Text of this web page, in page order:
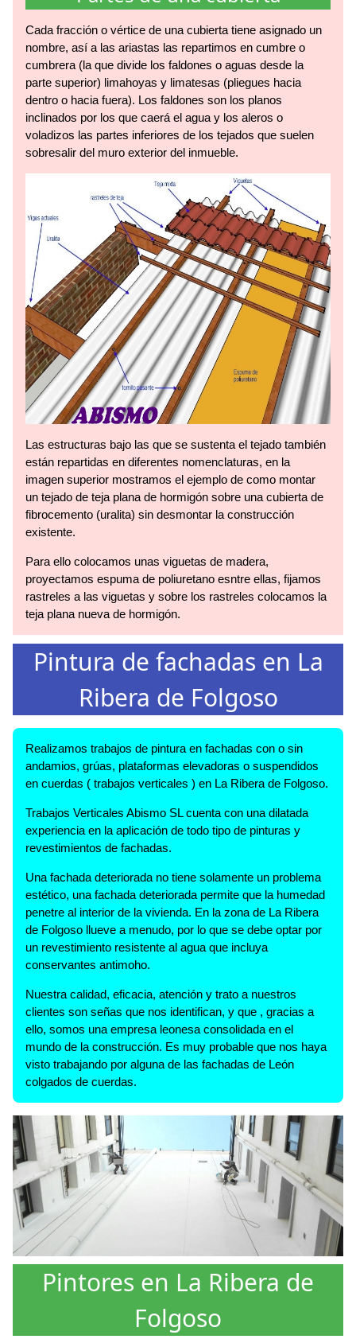
Cada fracción o vértice de una cubierta tiene asignado un
nombre, así a las ariastas las repartimos en cumbre o
cumbrera (la que divide los faldones o aguas desde la
parte superior) limahoyas y limatesas (pliegues hacia
dentro o hacia fuera). Los faldones son los planos
inclinados por los que caerá el agua y los aleros o
voladizos las partes inferiores de los tejados que suelen
sobresalir del muro exterior del inmueble.
Las estructuras bajo las que se sustenta el tejado también
están repartidas en diferentes nomenclaturas, en la
imagen superior mostramos el ejemplo de como montar
un tejado de teja plana de hormigón sobre una cubierta de
fibrocemento (uralita) sin desmontar la construcción
existente.
Para ello colocamos unas viguetas de madera,
proyectamos espuma de poliuretano esntre ellas, fijamos
rastreles a las viguetas y sobre los rastreles colocamos la
teja plana nueva de hormigón.
Pintura de fachadas en La
Ribera de Folgoso
Realizamos trabajos de pintura en fachadas con o sin
andamios, grúas, plataformas elevadoras o suspendidos
en cuerdas ( trabajos verticales ) en La Ribera de Folgoso.
Trabajos Verticales Abismo SL cuenta con una dilatada
experiencia en la aplicación de todo tipo de pinturas y
revestimientos de fachadas.
Una fachada deteriorada no tiene solamente un problema
estético, una fachada deteriorada permite que la humedad
penetre al interior de la vivienda. En la zona de La Ribera
de Folgoso llueve a menudo, por lo que se debe optar por
un revestimiento resistente al agua que incluya
conservantes antimoho.
Nuestra calidad, eficacia, atención y trato a nuestros
clientes son señas que nos identifican, y que , gracias a
ello, somos una empresa leonesa consolidada en el
mundo de la construcción. Es muy probable que nos haya
visto trabajando por alguna de las fachadas de León
colgados de cuerdas.
Pintores en La Ribera de
Folgoso